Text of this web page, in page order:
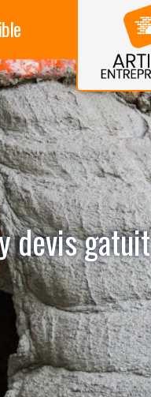
devis gatuit